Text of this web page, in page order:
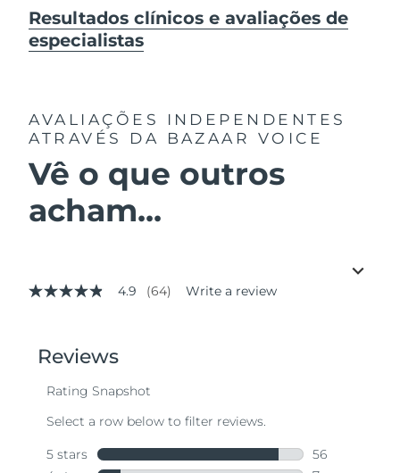
Resultados clínicos e avaliações de
especialistas
AVALIAÇÕES INDEPENDENTES
ATRAVÉS DA BAZAAR VOICE
Vê o que outros
acham...
4.9
stars,
average
value.
Same
page
4.9 (64) Write a review